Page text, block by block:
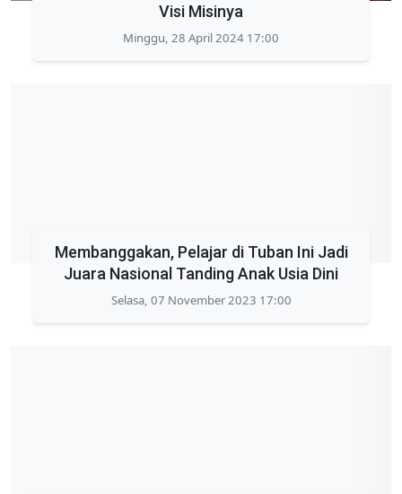
Visi Misinya
Minggu, 28 April 2024 17:00
Membanggakan, Pelajar di Tuban Ini Jadi
Juara Nasional Tanding Anak Usia Dini
Selasa, 07 November 2023 17:00